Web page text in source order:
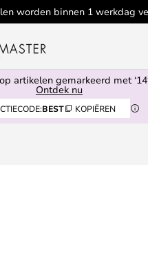
worden binnen 1 werkdag
op artikelen gemarkeerd met
Ontdek nu
BEST KOPIËREN